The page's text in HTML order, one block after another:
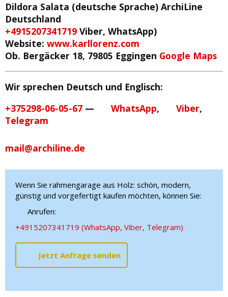
Dildora Salata (deutsche Sprache) ArchiLine
Deutschland
+4915207341719 Viber, WhatsApp)
Website: www.karllorenz.com
Ob. Bergäcker 18, 79805 Eggingen Google Maps
Wir sprechen Deutsch und Englisch:
+375298-06-05-67 — WhatsApp, Viber,
Telegram
mail@archiline.de
Wenn Sie rahmengarage aus Holz: schön, modern,
günstig und vorgefertigt kaufen möchten, können Sie:
Anrufen:
+4915207341719 (WhatsApp, Viber, Telegram)
Jetzt Anfrage senden